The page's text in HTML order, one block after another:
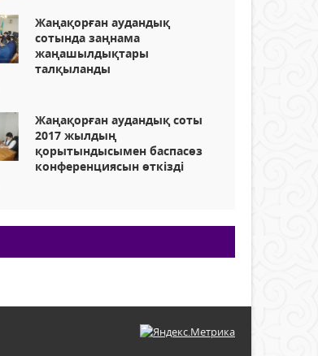
Жаңақорған аудандық
сотында заңнама
жаңашылдықтары
талқыланды
Жаңақорған аудандық соты
2017 жылдың
қорытындысымен баспасөз
конференциясын өткізді